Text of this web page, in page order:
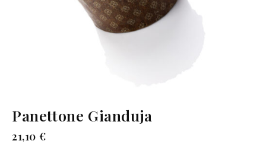
Panettone Gianduja
21,10 €